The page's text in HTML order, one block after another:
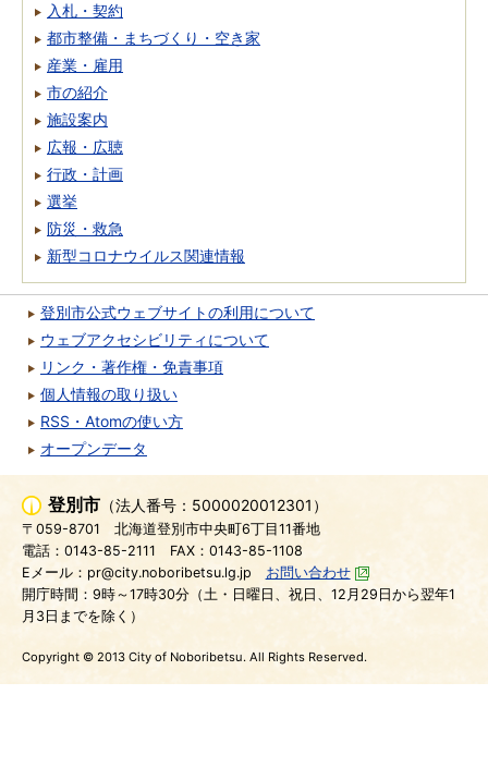
入札・契約
都市整備・まちづくり・空き家
産業・雇用
市の紹介
施設案内
広報・広聴
行政・計画
選挙
防災・救急
新型コロナウイルス関連情報
登別市公式ウェブサイトの利用について
ウェブアクセシビリティについて
リンク・著作権・免責事項
個人情報の取り扱い
RSS・Atomの使い方
オープンデータ
登別市 （法人番号：5000020012301）
〒059-8701
北海道登別市中央町6丁目11番地
電話：0143-85-2111
FAX：0143-85-1108
Eメール：pr@city.noboribetsu.lg.jp
お問い合わせ
開庁時間：9時～17時30分（土・日曜日、祝日、12月29日から翌年1
月3日までを除く）
Copyright © 2013 City of Noboribetsu. All Rights Reserved.